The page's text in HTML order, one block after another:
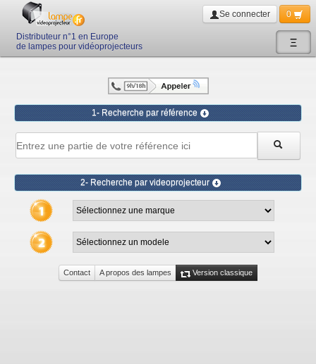
Ξ
Distributeur n°1 en Europe
de lampes pour vidéoprojecteurs
Se connecter 0
1- Recherche par référence
2- Recherche par videoprojecteur
Contact A propos des lampes Version classique